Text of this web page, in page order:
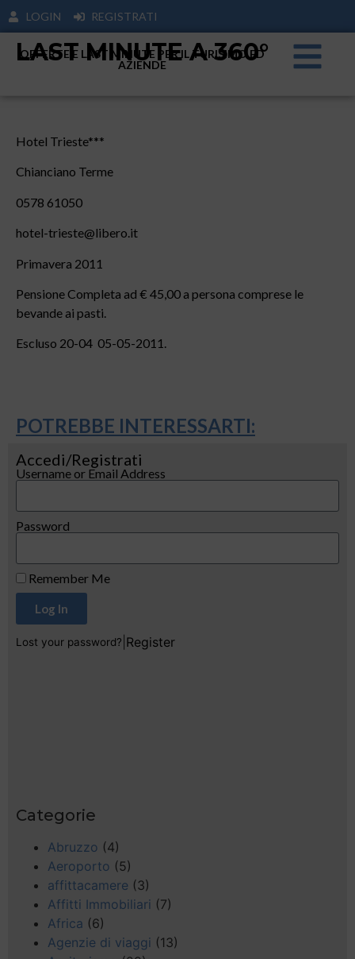
LOGIN REGISTRATI
LAST MINUTE A 360°
OFFERTE E LAST MINUTE PER IL TURISIMO ED
AZIENDE
Hotel Trieste***
Chianciano Terme
0578 61050
hotel-trieste@libero.it
Primavera 2011
Pensione Completa ad € 45,00 a persona comprese le
bevande ai pasti.
Escluso 20-04 05-05-2011.
POTREBBE INTERESSARTI:
Accedi/Registrati
Username or Email Address
Password
Remember Me
Log In
Lost your password? Register
Categorie
Abruzzo (4)
Aeroporto (5)
affittacamere (3)
Affitti Immobiliari (7)
Africa (6)
Agenzie di viaggi (13)